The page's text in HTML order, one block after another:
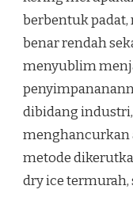
berbentuk
benar rendah
menyublim
dibidang
menghancurkan
metode
dry ice